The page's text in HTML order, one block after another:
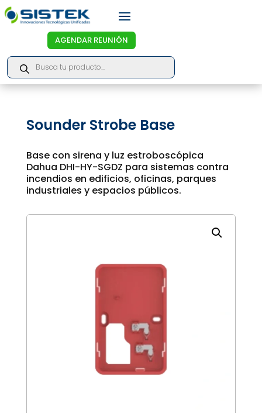
AGENDAR REUNIÓN
Products
search
Sounder Strobe Base
Base con sirena y luz estroboscópica
Dahua DHI-HY-SGDZ para sistemas contra
incendios en edificios, oficinas, parques
industriales y espacios públicos.